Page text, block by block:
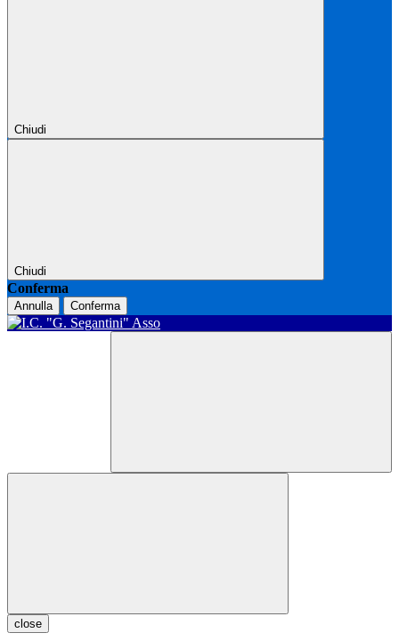
Chiudi
Chiudi
Conferma
Annulla Conferma
close